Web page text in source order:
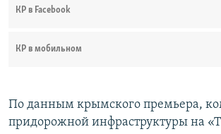
КР в Facebook
КР в мобильном
По данным крымского премьера,
придорожной инфраструктуры на